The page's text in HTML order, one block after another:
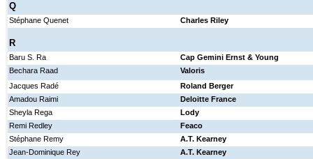
Q
Stéphane Quenet Charles Riley
R
Baru S. Ra
Cap Gemini Ernst & Young
Bechara Raad
Valoris
Jacques Radé
Roland Berger
Amadou Raimi
Deloitte France
Sheyla Rega
Lody
Remi Redley
Feaco
Stéphane Remy
A.T. Kearney
Jean-Dominique Rey
A.T. Kearney